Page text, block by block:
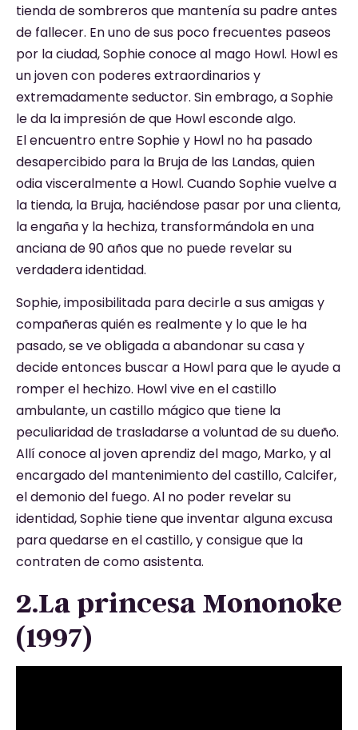
tienda de sombreros que mantenía su padre antes
de fallecer. En uno de sus poco frecuentes paseos
por la ciudad, Sophie conoce al mago Howl. Howl es
un joven con poderes extraordinarios y
extremadamente seductor. Sin embrago, a Sophie
le da la impresión de que Howl esconde algo.
El encuentro entre Sophie y Howl no ha pasado
desapercibido para la Bruja de las Landas, quien
odia visceralmente a Howl. Cuando Sophie vuelve a
la tienda, la Bruja, haciéndose pasar por una clienta,
la engaña y la hechiza, transformándola en una
anciana de 90 años que no puede revelar su
verdadera identidad.
Sophie, imposibilitada para decirle a sus amigas y
compañeras quién es realmente y lo que le ha
pasado, se ve obligada a abandonar su casa y
decide entonces buscar a Howl para que le ayude a
romper el hechizo. Howl vive en el castillo
ambulante, un castillo mágico que tiene la
peculiaridad de trasladarse a voluntad de su dueño.
Allí conoce al joven aprendiz del mago, Marko, y al
encargado del mantenimiento del castillo, Calcifer,
el demonio del fuego. Al no poder revelar su
identidad, Sophie tiene que inventar alguna excusa
para quedarse en el castillo, y consigue que la
contraten de como asistenta.
2.La princesa Mononoke
(1997)